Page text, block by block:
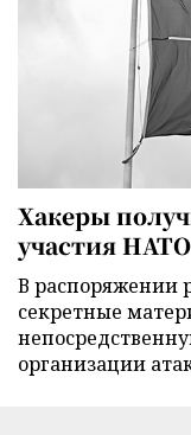
Хакеры
участия
В распоряжении
секретные
организации